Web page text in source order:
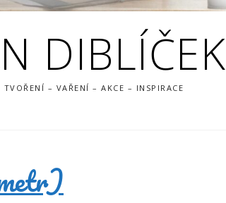
DIBLÍČEK
TVOŘENÍ – VAŘENÍ – AKCE – INSPIRACE